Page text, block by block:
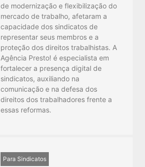
de modernização e flexibilização do
mercado de trabalho, afetaram a
capacidade dos sindicatos de
representar seus membros e a
proteção dos direitos trabalhistas. A
Agência Presto! é especialista em
fortalecer a presença digital de
sindicatos, auxiliando na
comunicação e na defesa dos
direitos dos trabalhadores frente a
essas reformas.
Para Sindicatos